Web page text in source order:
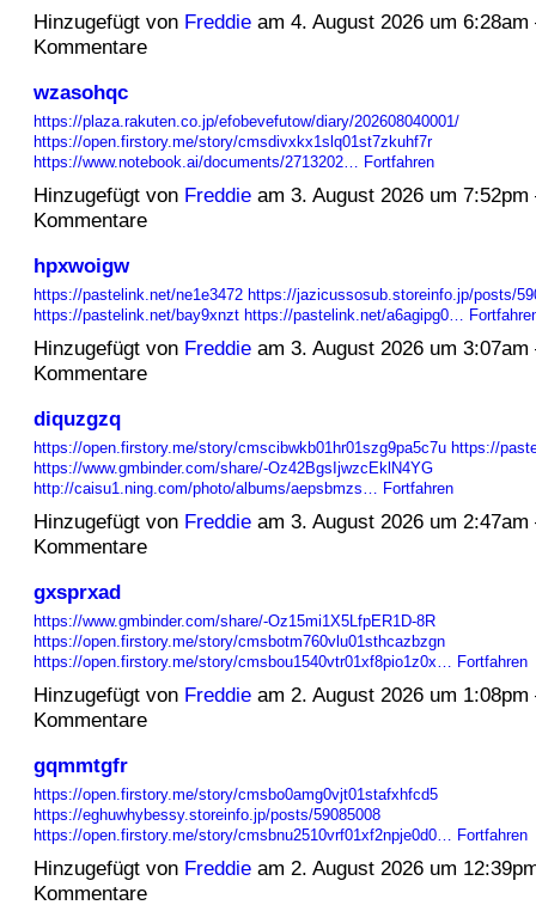
Hinzugefügt von Freddieam 4. August 2026 um
Kommentare
wzasohqc
https://plaza.rakuten.co.jp/efobevefutow/diary/202608040001/
https://open.firstory.me/story/cmsdivxkx1slq01st7zkuhf7r
https://www.notebook.ai/documents/2713202… Fortfahren
Hinzugefügt von Freddieam 3. August 2026 um
Kommentare
hpxwoigw
https://pastelink.net/ne1e3472 https://jazicussosub.storeinfo.jp/posts/
https://pastelink.net/bay9xnzt https://pastelink.net/a6agipg0…
Hinzugefügt von Freddieam 3. August 2026 um
Kommentare
diquzgzq
https://open.firstory.me/story/cmscibwkb01hr01szg9pa5c7u https://
https://www.gmbinder.com/share/-Oz42BgsIjwzcEklN4YG
http://caisu1.ning.com/photo/albums/aepsbmzs… Fortfahren
Hinzugefügt von Freddieam 3. August 2026 um
Kommentare
gxsprxad
https://www.gmbinder.com/share/-Oz15mi1X5LfpER1D-8R
https://open.firstory.me/story/cmsbotm760vlu01sthcazbzgn
https://open.firstory.me/story/cmsbou1540vtr01xf8pio1z0x… Fortfahren
Hinzugefügt von Freddieam 2. August 2026 um
Kommentare
gqmmtgfr
https://open.firstory.me/story/cmsbo0amg0vjt01stafxhfcd5
https://eghuwhybessy.storeinfo.jp/posts/59085008
https://open.firstory.me/story/cmsbnu2510vrf01xf2npje0d0…
Fortfahren
Hinzugefügt von Freddieam 2. August 2026 um
Kommentare